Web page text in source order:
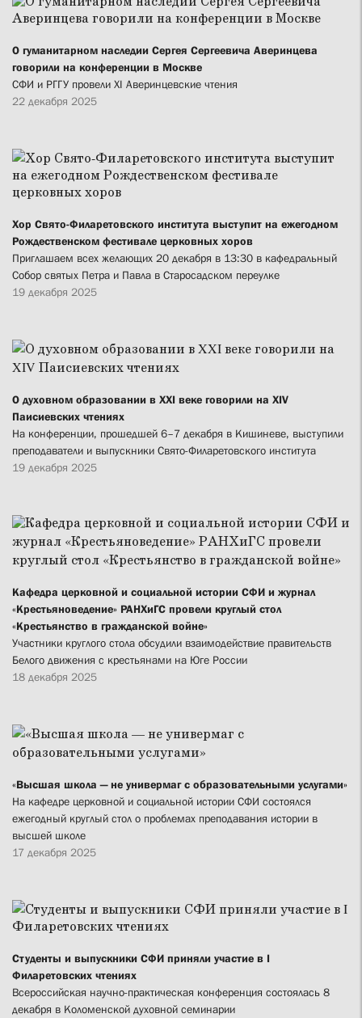
О гуманитарном наследии Сергея Сергеевича Аверинцева
говорили на конференции в Москве
СФИ и РГГУ провели XI Аверинцевские чтения
22 декабря 2025
Хор Свято-Филаретовского института выступит на ежегодном
Рождественском фестивале церковных хоров
Приглашаем всех желающих 20 декабря в 13:30 в кафедральный
Собор святых Петра и Павла в Старосадском переулке
19 декабря 2025
О духовном образовании в XXI веке говорили на XIV
Паисиевских чтениях
На конференции, прошедшей 6–7 декабря в Кишиневе, выступили
преподаватели и выпускники Свято-Филаретовского института
19 декабря 2025
Кафедра церковной и социальной истории СФИ и журнал
«Крестьяноведение» РАНХиГС провели круглый стол
«Крестьянство в гражданской войне»
Участники круглого стола обсудили взаимодействие правительств
Белого движения с крестьянами на Юге России
18 декабря 2025
«Высшая школа — не универмаг с образовательными услугами»
На кафедре церковной и социальной истории СФИ состоялся
ежегодный круглый стол о проблемах преподавания истории в
высшей школе
17 декабря 2025
Студенты и выпускники СФИ приняли участие в I
Филаретовских чтениях
Всероссийская научно-практическая конференция состоялась 8
декабря в Коломенской духовной семинарии